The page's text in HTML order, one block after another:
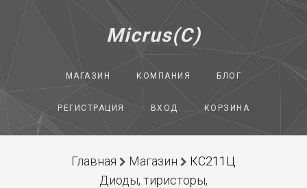
Micrus(C)
МАГАЗИН КОМПАНИЯ БЛОГ
РЕГИСТРАЦИЯ ВХОД КОРЗИНА
Главная Магазин
КС211Ц
Диоды, тиристоры,